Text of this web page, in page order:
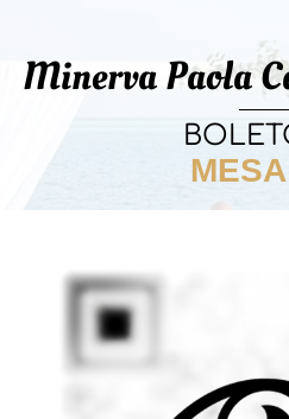
Minerva Paola